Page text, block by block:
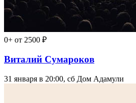
0+ от 2500 ₽
Виталий Сумароков
31 января в 20:00, сб Дом Адамули